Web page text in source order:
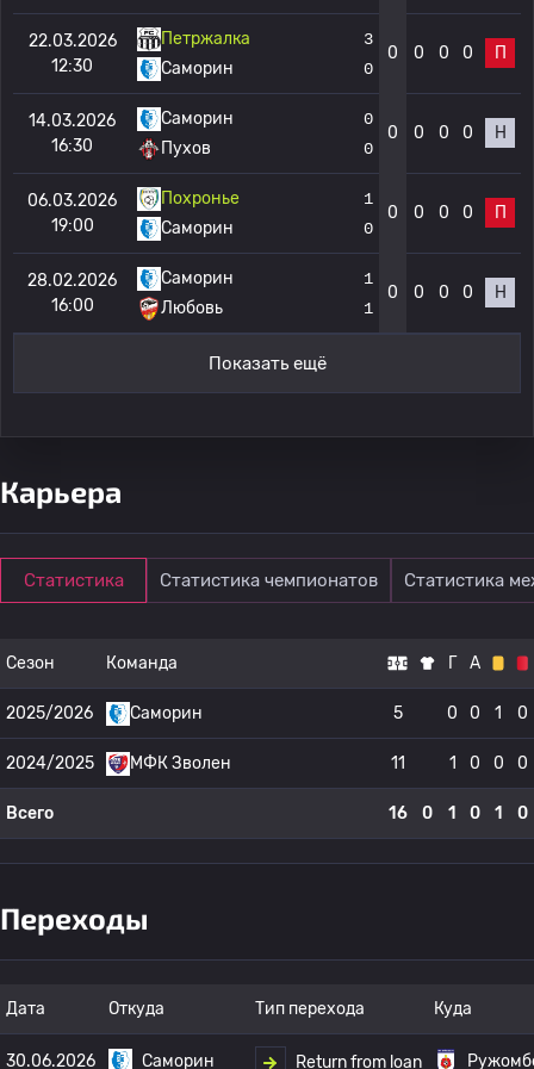
22.03.2026
12:30
Петржалка
Саморин
3
0
0 0 0 0 П
14.03.2026
16:30
Саморин
Пухов
0
0
0 0 0 0 Н
06.03.2026
19:00
Похронье
Саморин
1
0
0 0 0 0 П
28.02.2026
16:00
Саморин
Любовь
1
1
0 0 0 0 Н
Показать ещё
Карьера
Статистика Статистика чемпионатов Статистика
Сезон Команда Г А
2025/2026 Саморин 5 0 0 1 0
2024/2025 МФК Зволен 11 1 0 0 0
Всего 16 0 1 0 1 0
Переходы
Дата Откуда Тип перехода Куда
30.06.2026 Саморин Return from loan